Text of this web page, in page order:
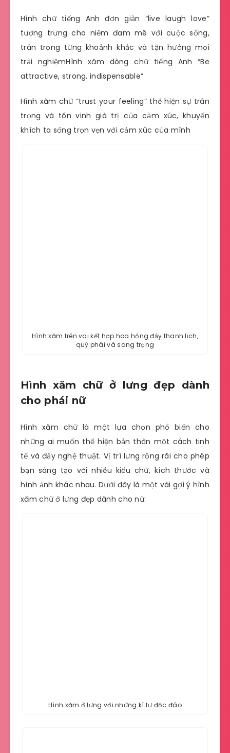
Hình chữ tiếng Anh đơn giản “live laugh love”
tượng trưng cho niềm đam mê với cuộc sống,
trân trọng từng khoảnh khắc và tận hưởng mọi
trải nghiệmHình xăm dòng chữ tiếng Anh “Be
attractive, strong, indispensable”
Hình xăm chữ “trust your feeling” thể hiện sự trân
trọng và tôn vinh giá trị của cảm xúc, khuyến
khích ta sống trọn vẹn với cảm xúc của mình
Hình xăm trên vai kết hợp hoa hồng đầy thanh lịch,
quý phái và sang trọng
Hình xăm chữ ở lưng đẹp dành
cho phái nữ
Hình xăm chữ là một lựa chọn phổ biến cho
những ai muốn thể hiện bản thân một cách tinh
tế và đầy nghệ thuật. Vị trí lưng rộng rãi cho phép
bạn sáng tạo với nhiều kiểu chữ, kích thước và
hình ảnh khác nhau. Dưới đây là một vài gợi ý hình
xăm chữ ở lưng đẹp dành cho nữ:
Hình xăm ở lưng với những kí tự độc đáo